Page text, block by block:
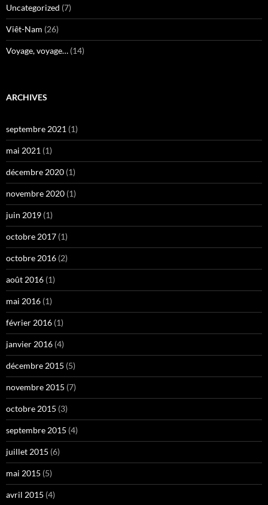
Uncategorized (7)
Viêt-Nam (26)
Voyage, voyage… (14)
ARCHIVES
septembre 2021 (1)
mai 2021 (1)
décembre 2020 (1)
novembre 2020 (1)
juin 2019 (1)
octobre 2017 (1)
octobre 2016 (2)
août 2016 (1)
mai 2016 (1)
février 2016 (1)
janvier 2016 (4)
décembre 2015 (5)
novembre 2015 (7)
octobre 2015 (3)
septembre 2015 (4)
juillet 2015 (6)
mai 2015 (5)
avril 2015 (4)